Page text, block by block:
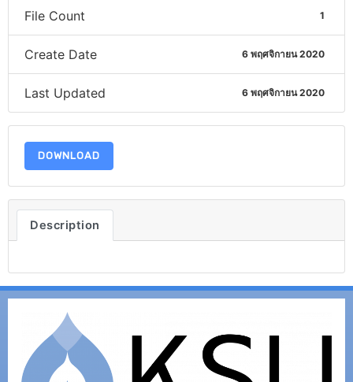
File Count 1
Create Date 6 พฤศจิกายน 2020
Last Updated 6 พฤศจิกายน 2020
DOWNLOAD
Description